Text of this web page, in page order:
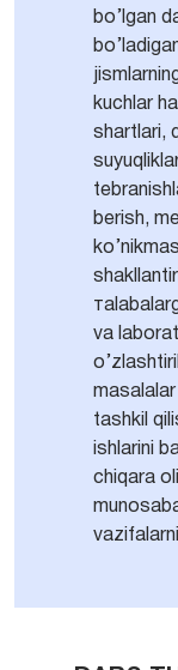
bo’lgan
kuchlar
shartlari,
berish,
va
tashkil
ishlarini
chiqara